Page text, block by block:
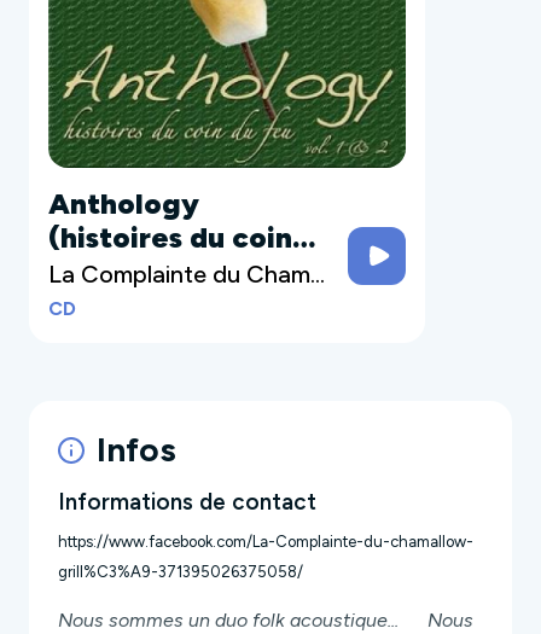
Anthology
(histoires du coin
du feu, vol 1 & 2)
La Complainte du Chamallow Grillé
CD
Infos
Informations de contact
https://www.facebook.com/La-Complainte-du-chamallow-
grill%C3%A9-371395026375058/
Nous sommes un duo folk acoustique... Nous